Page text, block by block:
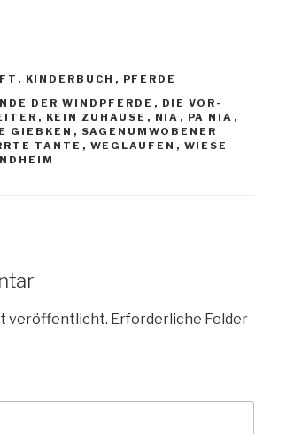
, KINDERBUCH , PFERDE
DER WINDPFERDE , DIE VOR-
, KEIN ZUHAUSE , NIA , PA NIA ,
GIEBKEN , SAGENUMWOBENER
TANTE , WEGLAUFEN , WIESE
veröffentlicht. Erforderliche Felder